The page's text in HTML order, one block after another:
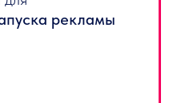
рекламы